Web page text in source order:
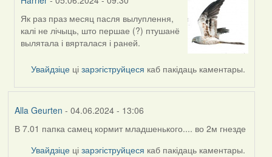
In
reply
to
ZNR
Як раз праз месяц пасля вылуплення,
калі не лічыць, што першае (?) птушанё
вылятала і вярталася і раней.
Увайдзіце цізарэгіструйцеся каб пакідаць каментары.
Alla Geurten - 04.06.2024 - 13:06
В 7.01 папка самец кормит младшенького.... во 2м гнезде
Увайдзіце цізарэгіструйцеся каб пакідаць каментары.